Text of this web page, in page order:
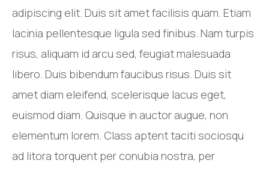
adipiscing elit. Duis sit amet facilisis quam. Etiam
lacinia pellentesque ligula sed finibus. Nam turpis
risus, aliquam id arcu sed, feugiat malesuada
libero. Duis bibendum faucibus risus. Duis sit
amet diam eleifend, scelerisque lacus eget,
euismod diam. Quisque in auctor augue, non
elementum lorem. Class aptent taciti sociosqu
ad litora torquent per conubia nostra, per